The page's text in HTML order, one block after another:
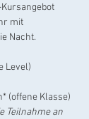
mit
Nacht.
Level)
(offene Klasse)
Teilnahme an